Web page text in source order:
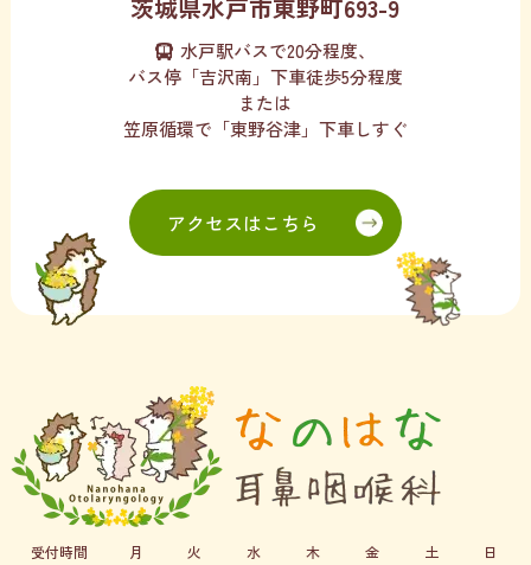
茨城県水戸市東野町693-9
水戸駅バスで20分程度、
バス停「吉沢南」下車徒歩5分程度
または
笠原循環で「東野谷津」下車しすぐ
アクセスはこちら
受付時間 月 火 水 木 金 土 日